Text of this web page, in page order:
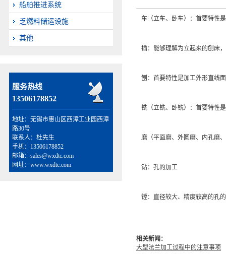
船舶推进系统
乏燃料储运设施
其他
服务热线
13506178852
地址：无锡市惠山区西漳工业园西漳
路30号
联系人：杜先生
手机：13506178852
邮箱：sales@wxdtc.com
网址：www.wxdtc.com
车（立车、卧车）：首要特性
插：能够理解为立起来的刨床
刨：首要特性是加工外形直线
铣（立铣、卧铣）：首要特性
磨（平面磨、外圆磨、内孔磨
钻：孔的加工
镗：直径较大、精度较高的孔
相关新闻：
大型法兰加工过程中的注意事项